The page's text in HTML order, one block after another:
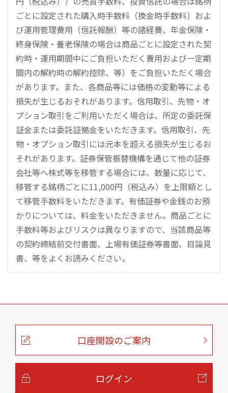
ごとに設定された購入時手数料（換金時手数料）およ
び運用管理費用（信託報酬）等の諸経費、年金保険・
終身保険・養老保険の場合は商品ごとに設定された契
約時・運用期間中にご負担いただく費用および一定期
間内の解約時の解約控除、等）をご負担いただく場合
があります。また、各商品等には価格の変動等による
損失が生じるおそれがあります。信用取引、先物・オ
プション取引をご利用いただく場合は、所定の委託保
証金または委託証拠金をいただきます。信用取引、先
物・オプション取引には元本を超える損失が生じるお
それがあります。証券保管振替機構を通じて他の証券
会社等へ株式等を移管する場合には、数量に応じて、
移管する銘柄ごとに11,000円（税込み）を上限額とし
て移管手数料をいただきます。有価証券や金銭のお預
かりについては、料金をいただきません。商品ごとに
手数料等およびリスクは異なりますので、当該商品等
の契約締結前交付書面、上場有価証券等書面、目論見
書、等をよくお読みください。
こ
口座開設のご案内
ログイン